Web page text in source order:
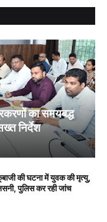
का समयबद्ध
निर्देश
की घटना में युवक की मृत्यु,
पुलिस कर रही जांच